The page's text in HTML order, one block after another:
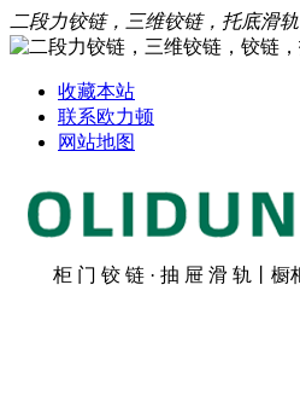
二段力铰链，三维铰链，托底滑
收藏本站
联系欧力顿
网站地图
柜 门 铰 链 · 抽 屉 滑 轨丨橱